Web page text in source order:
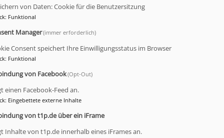
der Menschen für die Kirche oder ein ganz bestimmtes
Arbeit ihrer Kirchengemeinde, Einrichtung oder
gestalten.
finden Sie hier:
Oberfranken-Ost...
von Daten: Cookie für die Benutzersitzung
: Funktional
Manager(immer erforderlich)
Consent speichert Ihre Einwilligungsstatus im Browser
: Funktional
von Facebook(Opt-Out)
einen Facebook-Feed an.
: Eingebettete externe Inhalte
von t1p.de über ein iFrame
Inhalte von t1p.de innerhalb eines iFrames an.